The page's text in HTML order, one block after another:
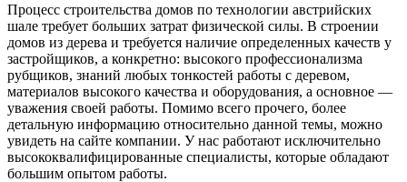
Процесс строительства домов по технологии австрийских
шале требует больших затрат физической силы. В строении
домов из дерева и требуется наличие определенных качеств у
застройщиков, а конкретно: высокого профессионализма
рубщиков, знаний любых тонкостей работы с деревом,
материалов высокого качества и оборудования, а основное —
уважения своей работы. Помимо всего прочего, более
детальную информацию относительно данной темы, можно
увидеть на сайте компании. У нас работают исключительно
высококвалифицированные специалисты, которые обладают
большим опытом работы.